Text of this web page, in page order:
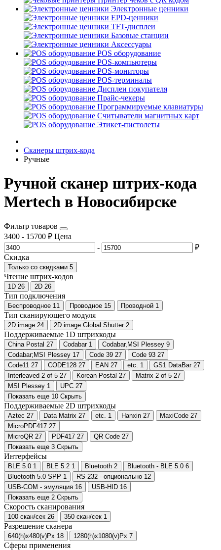
Электронные ценники
EPD-ценники
TFT-дисплеи
Базовые станции
Аксессуары
POS оборудование
POS-компьютеры
POS-мониторы
POS-терминалы
Дисплеи покупателя
Прайс-чекеры
Программируемые клавиатуры
Считыватели магнитных карт
Этикет-пистолеты
Сканеры штрих-кода
Ручные
Ручной сканер штрих-кода
Mertech в Новосибирске
Фильтр товаров
3400 - 15700 ₽ Цена
-
₽
Скидка
Только со cкидками 5
Чтение штрих-кодов
1D 26 2D 26
Тип подключения
Беспроводное 11 Проводное 15 Проводной 1
Тип сканирующего модуля
2D image 24 2D image Global Shutter 2
Поддерживаемые 1D штрихкоды
China Postal 27 Codabar 1 Codabar,MSI Plessey 9
Codabar;MSI Plessey 17 Code 39 27 Code 93 27
Code11 27 CODE128 27 EAN 27 etc. 1 GS1 DataBar 27
Interleaved 2 of 5 27 Korean Postal 27 Matrix 2 of 5 27
MSI Plessey 1 UPC 27
Показать еще 10 Скрыть
Поддерживаемые 2D штрихкоды
Aztec 27 Data Matrix 27 etc. 1 Hanxin 27 MaxiCode 27
MicroPDF417 27
MicroQR 27 PDF417 27 QR Code 27
Показать еще 3 Скрыть
Интерфейсы
BLE 5.0 1 BLE 5.2 1 Bluetooth 2 Bluetooth - BLE 5.0 6
Bluetooth 5.0 SPP 1 RS-232 - опционально 12
USB-COM - эмуляция 16 USB-HID 16
Показать еще 2 Скрыть
Скорость сканирования
100 скан/сек 26 350 скан/сек 1
Разрешение сканера
640(h)х480(v)Px 18 1280(h)х1080(v)Px 7
Сферы применения